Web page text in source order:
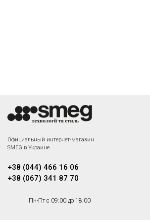
Официальный интернет-магазин
SMEG в Украине
+38 (044) 466 16 06
+38 (067) 341 87 70
Пн-Пт с 09:00 до 18:00